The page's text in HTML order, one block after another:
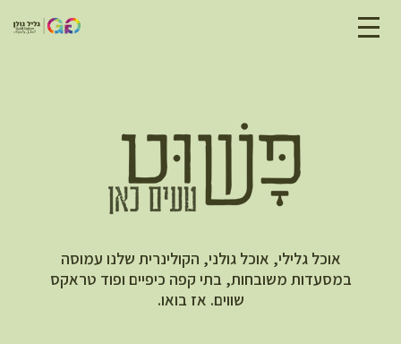
אוכל גלילי, אוכל גולני, הקולינרית שלנו עמוסה
במסעדות משובחות, בתי קפה כיפיים ופוד טראקס
שווים. אז בואו.